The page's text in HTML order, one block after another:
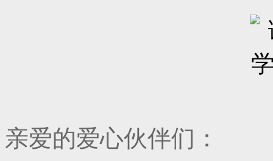
亲爱的爱心伙伴们：